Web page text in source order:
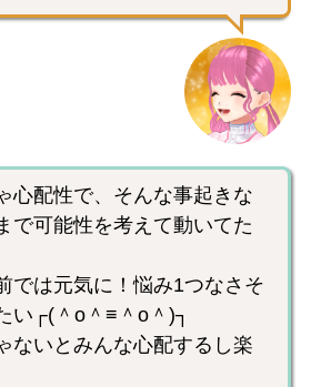
心配性で、そんな事起きな
で可能性を考えて動いてた
では元気に！悩み1つなさそ
い┌(＾o＾≡＾o＾)┐
ないとみんな心配するし楽